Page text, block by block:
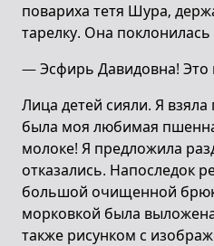
повариха тетя Шура,
тарелку. Она поклонилась
— Эсфирь Давидовна! Это
Лица детей сияли. Я
была моя любимая
молоке! Я предложила
отказались. Напоследок
большой очищенной
морковкой была
также рисунком с